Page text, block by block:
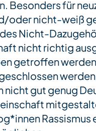
Besonders für
oder nicht-weiß
Nicht-
nicht richtig
getroffen
gut genug